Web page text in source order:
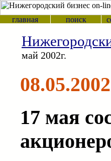
май 2002г.
17 мая